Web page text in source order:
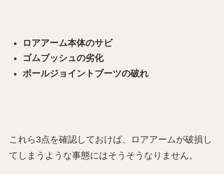
ロアアーム本体のサビ
ゴムブッシュの劣化
ボールジョイントブーツの破れ
これら3点を確認しておけば、ロアアームが破損し
てしまうような事態にはそうそうなりません。